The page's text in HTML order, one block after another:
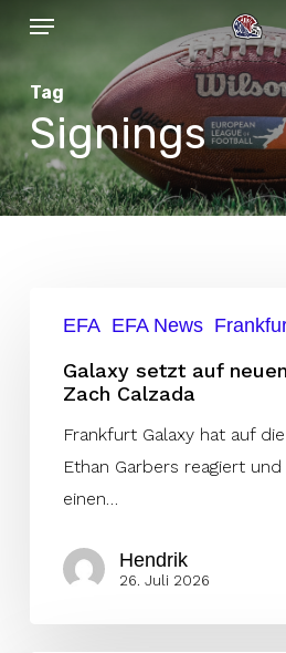
Skip
content
Menu
Tag
Signings
setzt
neuen
Quarterback
Zach
Calzada
EFA EFA News
Galaxy setzt auf
Zach Calzada
Frankfurt Galaxy hat auf
Ethan Garbers reagiert
einen…
Hendrik
26. Juli 2026